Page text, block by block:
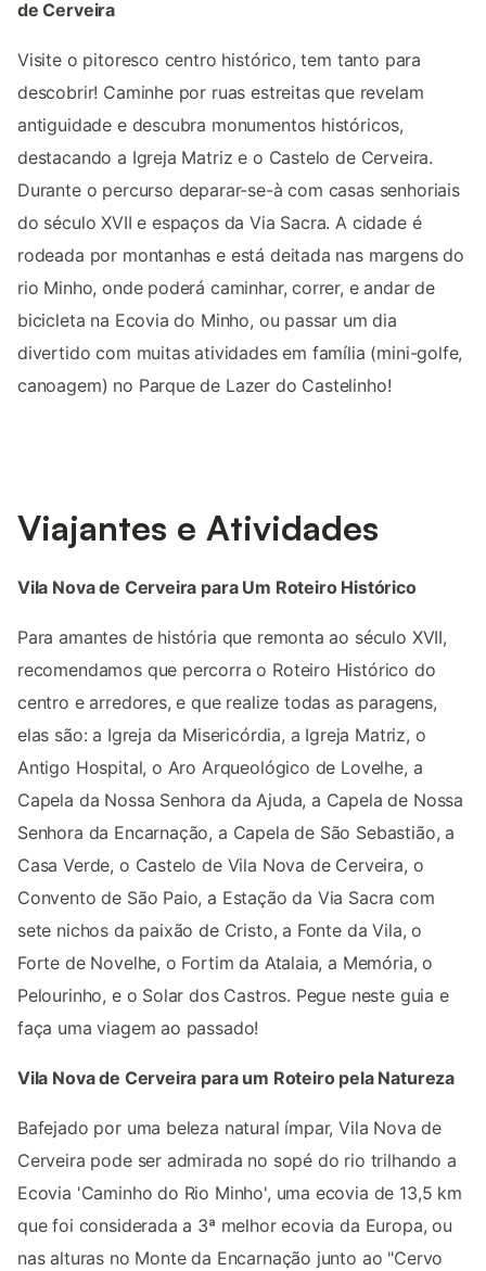
de Cerveira
Visite o pitoresco centro histórico, tem tanto para
descobrir! Caminhe por ruas estreitas que revelam
antiguidade e descubra monumentos históricos,
destacando a Igreja Matriz e o Castelo de Cerveira.
Durante o percurso deparar-se-à com casas senhoriais
do século XVII e espaços da Via Sacra. A cidade é
rodeada por montanhas e está deitada nas margens do
rio Minho, onde poderá caminhar, correr, e andar de
bicicleta na Ecovia do Minho, ou passar um dia
divertido com muitas atividades em família (mini-golfe,
canoagem) no Parque de Lazer do Castelinho!
Viajantes e Atividades
Vila Nova de Cerveira para Um Roteiro Histórico
Para amantes de história que remonta ao século XVII,
recomendamos que percorra o Roteiro Histórico do
centro e arredores, e que realize todas as paragens,
elas são: a Igreja da Misericórdia, a Igreja Matriz, o
Antigo Hospital, o Aro Arqueológico de Lovelhe, a
Capela da Nossa Senhora da Ajuda, a Capela de Nossa
Senhora da Encarnação, a Capela de São Sebastião, a
Casa Verde, o Castelo de Vila Nova de Cerveira, o
Convento de São Paio, a Estação da Via Sacra com
sete nichos da paixão de Cristo, a Fonte da Vila, o
Forte de Novelhe, o Fortim da Atalaia, a Memória, o
Pelourinho, e o Solar dos Castros. Pegue neste guia e
faça uma viagem ao passado!
Vila Nova de Cerveira para um Roteiro pela Natureza
Bafejado por uma beleza natural ímpar, Vila Nova de
Cerveira pode ser admirada no sopé do rio trilhando a
Ecovia 'Caminho do Rio Minho', uma ecovia de 13,5 km
que foi considerada a 3ª melhor ecovia da Europa, ou
nas alturas no Monte da Encarnação junto ao "Cervo